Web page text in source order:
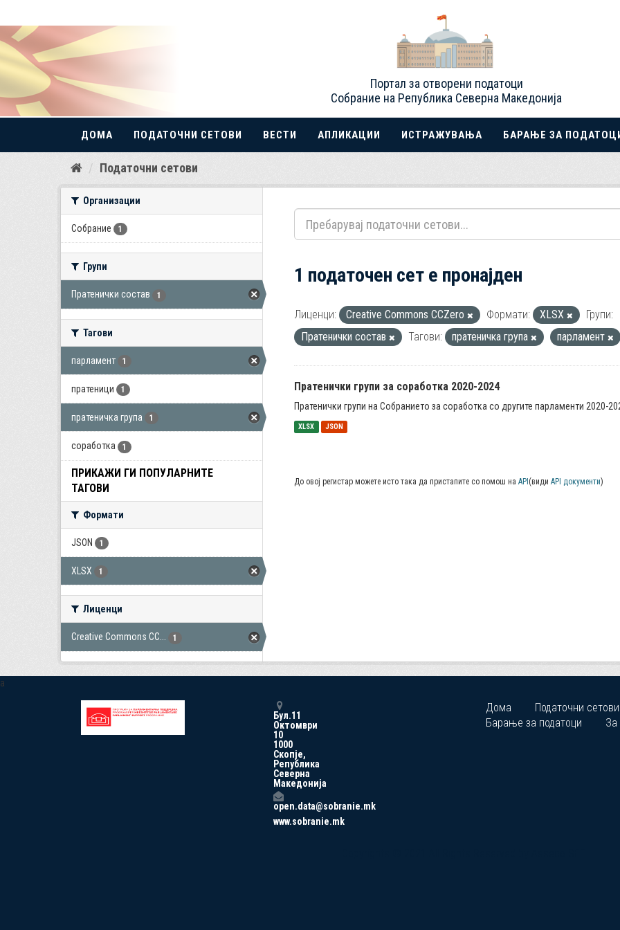
Прескокнете
Портал за отворени податоци
Собрание на Република Северна Македонија
ДОМА ПОДАТОЧНИ СЕТОВИ ВЕСТИ АПЛИКАЦИИ ИСТРАЖУВАЊА БАРАЊЕ ЗА
Податочни сетови
Организации
Собрание 1
Групи
Пратенички состав 1
Тагови
парламент 1
пратеници 1
пратеничка група 1
соработка 1
ПРИКАЖИ ГИ ПОПУЛАРНИТЕ
ТАГОВИ
Формати
JSON 1
XLSX 1
Лиценци
Creative Commons CC... 1
1 податочен сет е пронајден
Лиценци: Creative Commons CCZero Формати: XLSX
Групи:
Пратенички состав
Тагови: пратеничка група парламент
Пратенички групи за соработка 2020-2024
Пратенички групи на Собранието за соработка со другите парламенти 2020-
XLSX JSON
До овој регистар можете исто така да пристапите со помош на API (види API документи)
a
Бул.11
Октомври
10
1000
Скопје,
Република
Северна
Македонија
open.data@sobranie.mk
www.sobranie.mk
Дома
Податочни сетови
Барање за податоци
За